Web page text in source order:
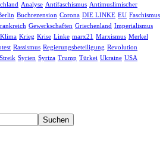
Analyse Antifaschismus Antimuslimischer
Buchrezension Corona DIE LINKE EU Faschismus
Gewerkschaften Griechenland Imperialismus
Klima Krieg Krise Linke marx21 Marxismus Merkel
Rassismus Regierungsbeteiligung Revolution
Streik Syrien Syriza Trump Türkei Ukraine USA
Suchen